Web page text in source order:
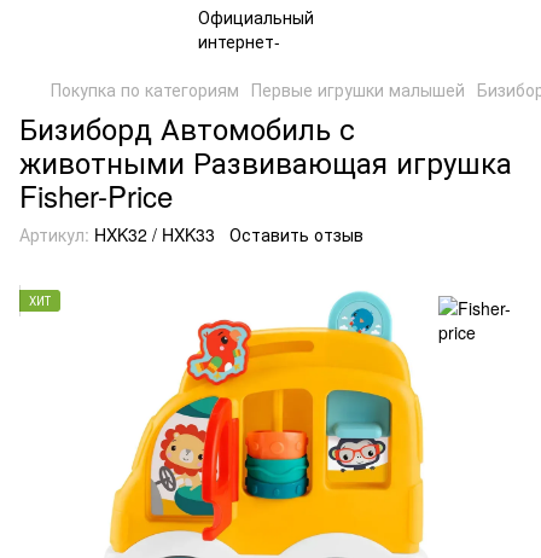
Покупка по категориям Первые игрушки малышей
Бизиборд Автомобиль с
животными Развивающая игрушка
Fisher-Price
Артикул: HXK32 / HXK33 Оставить отзыв
ХИТ